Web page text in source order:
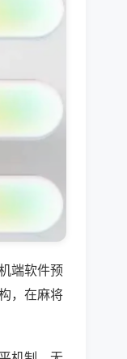
端软件预
，在麻将